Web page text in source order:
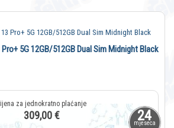
24
mjeseca
5G 12GB/512GB Dual Sim Midnight Black
309,00 €